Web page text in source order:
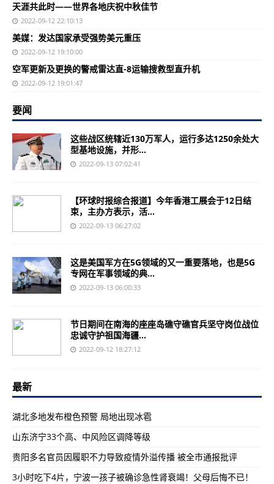
天涯共此时——世界各地庆祝中秋佳节
2022-09-12 22:10:13
美媒：发达国家承受强势美元重压
2022-09-12 19:10:00
空军更新及更换的警戒雷达直-8运输搜救型直升机
2022-09-12 19:01:47
要闻
这些战区统辖近130万军人，运行多达1250余处大
型基地设施，并形...
2022-09-13 07:02:41
【环球时报综合报道】今年香港工展会于12日结
束，主办方表示，活...
2022-09-13 06:27:02
这是美国军方在5G领域的又一重要落地，也是5G
专网在军事领域的典...
2022-09-13 06:00:33
节日期间在南海的座座岛礁守礁官兵坚守岗位战位
忠诚守护祖国海疆...
2022-09-12 18:27:12
最新
湖北多地发布橙色预警 局地出现冰雹
山东济宁33个高、中风险区调降等级
贵阳多名官员因履职不力导致疫情外溢传播 被全市通报批评
3小时吃下4片，宁波一孩子被确诊急性肾衰竭！父母后悔不已！